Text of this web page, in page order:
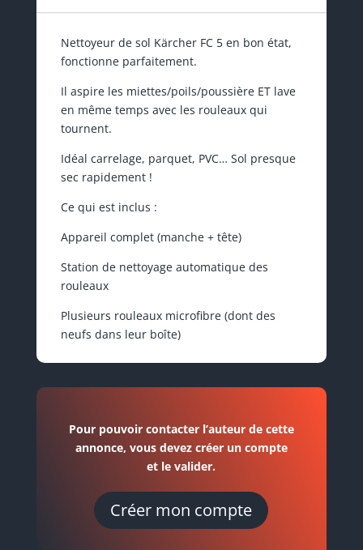
Nettoyeur de sol Kärcher FC 5 en bon état,
fonctionne parfaitement.
Il aspire les miettes/poils/poussière ET lave
en même temps avec les rouleaux qui
tournent.
Idéal carrelage, parquet, PVC… Sol presque
sec rapidement !
Ce qui est inclus :
Appareil complet (manche + tête)
Station de nettoyage automatique des
rouleaux
Plusieurs rouleaux microfibre (dont des
neufs dans leur boîte)
Pour pouvoir contacter l’auteur de cette
annonce, vous devez créer un compte
et le valider.
Créer mon compte